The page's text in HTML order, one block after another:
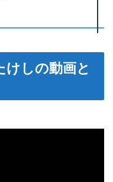
しの動画と